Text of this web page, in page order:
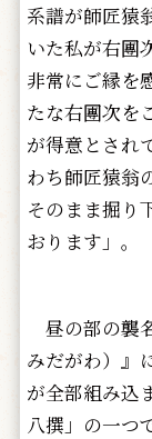
系譜が師匠猿
いた私が右團
非常にご縁を
たな右團次を
が得意とされ
わち師匠猿翁
そのまま掘り
おります」。
昼の部の襲
みだがわ）』
が全部組み込
八撰」の一つ